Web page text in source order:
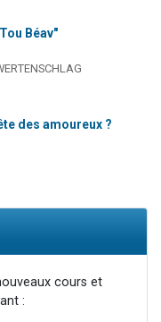
Béav"
des amoureux ?
cours et
: